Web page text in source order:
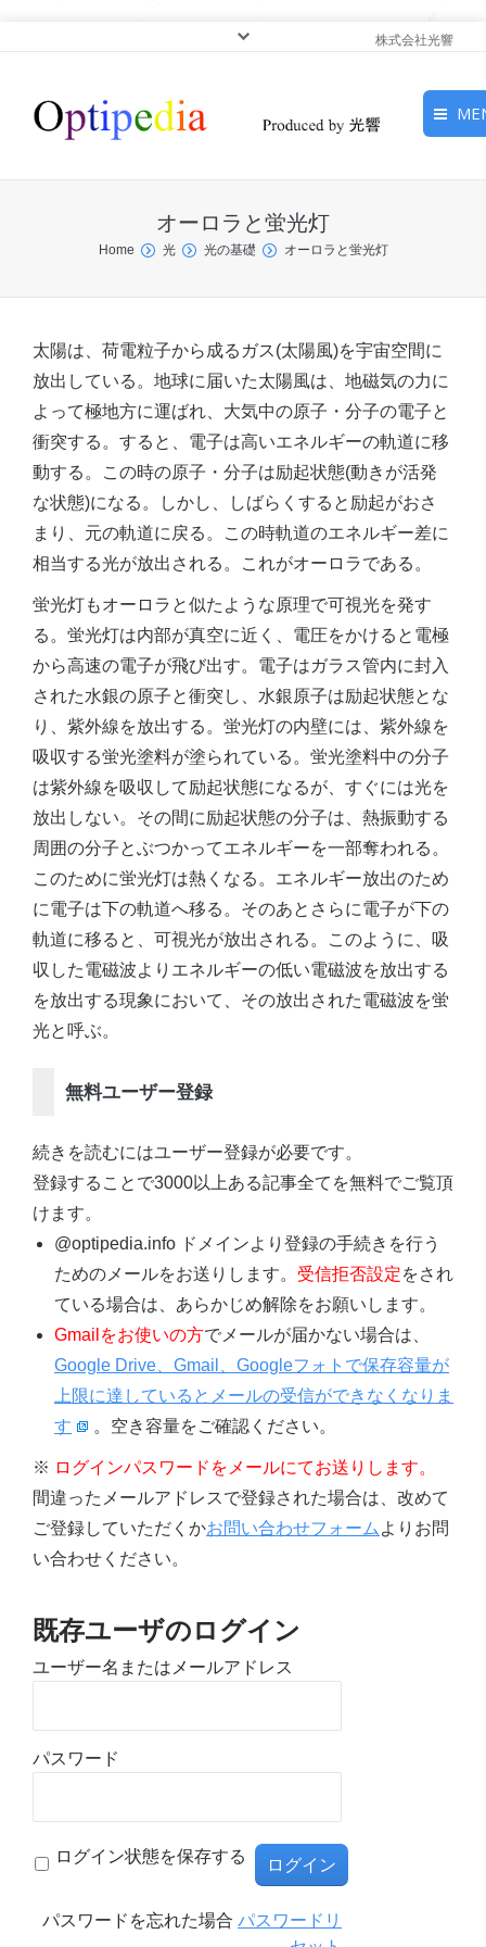
株式会社光響
ピックアップ
光応用・アプリケーショ
ン
サービス
オーロラと蛍光灯
You are here:
Home 光 光の基礎 オーロラと蛍光灯
太陽は、荷電粒子から成るガス(太陽風)を宇宙空間に
放出している。地球に届いた太陽風は、地磁気の力に
よって極地方に運ばれ、大気中の原子・分子の電子と
衝突する。すると、電子は高いエネルギーの軌道に移
動する。この時の原子・分子は励起状態(動きが活発
な状態)になる。しかし、しばらくすると励起がおさ
まり、元の軌道に戻る。この時軌道のエネルギー差に
相当する光が放出される。これがオーロラである。
蛍光灯もオーロラと似たような原理で可視光を発す
る。蛍光灯は内部が真空に近く、電圧をかけると電極
から高速の電子が飛び出す。電子はガラス管内に封入
された水銀の原子と衝突し、水銀原子は励起状態とな
り、紫外線を放出する。蛍光灯の内壁には、紫外線を
吸収する蛍光塗料が塗られている。蛍光塗料中の分子
は紫外線を吸収して励起状態になるが、すぐには光を
放出しない。その間に励起状態の分子は、熱振動する
周囲の分子とぶつかってエネルギーを一部奪われる。
このために蛍光灯は熱くなる。エネルギー放出のため
に電子は下の軌道へ移る。そのあとさらに電子が下の
軌道に移ると、可視光が放出される。このように、吸
収した電磁波よりエネルギーの低い電磁波を放出する
を放出する現象において、その放出された電磁波を蛍
光と呼ぶ。
無料ユーザー登録
続きを読むにはユーザー登録が必要です。
登録することで3000以上ある記事全てを無料でご覧頂
けます。
@optipedia.info ドメインより登録の手続きを行う
ためのメールをお送りします。 受信拒否設定をされ
ている場合は、あらかじめ解除をお願いします。
Gmailをお使いの方でメールが届かない場合は、
Google Drive、Gmail、Googleフォトで保存容量が
上限に達しているとメールの受信ができなくなりま
す
。空き容量をご確認ください。
※ ログインパスワードをメールにてお送りします。
間違ったメールアドレスで登録された場合は、改めて
ご登録していただくかお問い合わせフォーム よりお問
い合わせください。
既存ユーザのログイン
ユーザー名またはメールアドレス
パスワード
ログイン状態を保存する
パスワードを忘れた場合パスワードリ